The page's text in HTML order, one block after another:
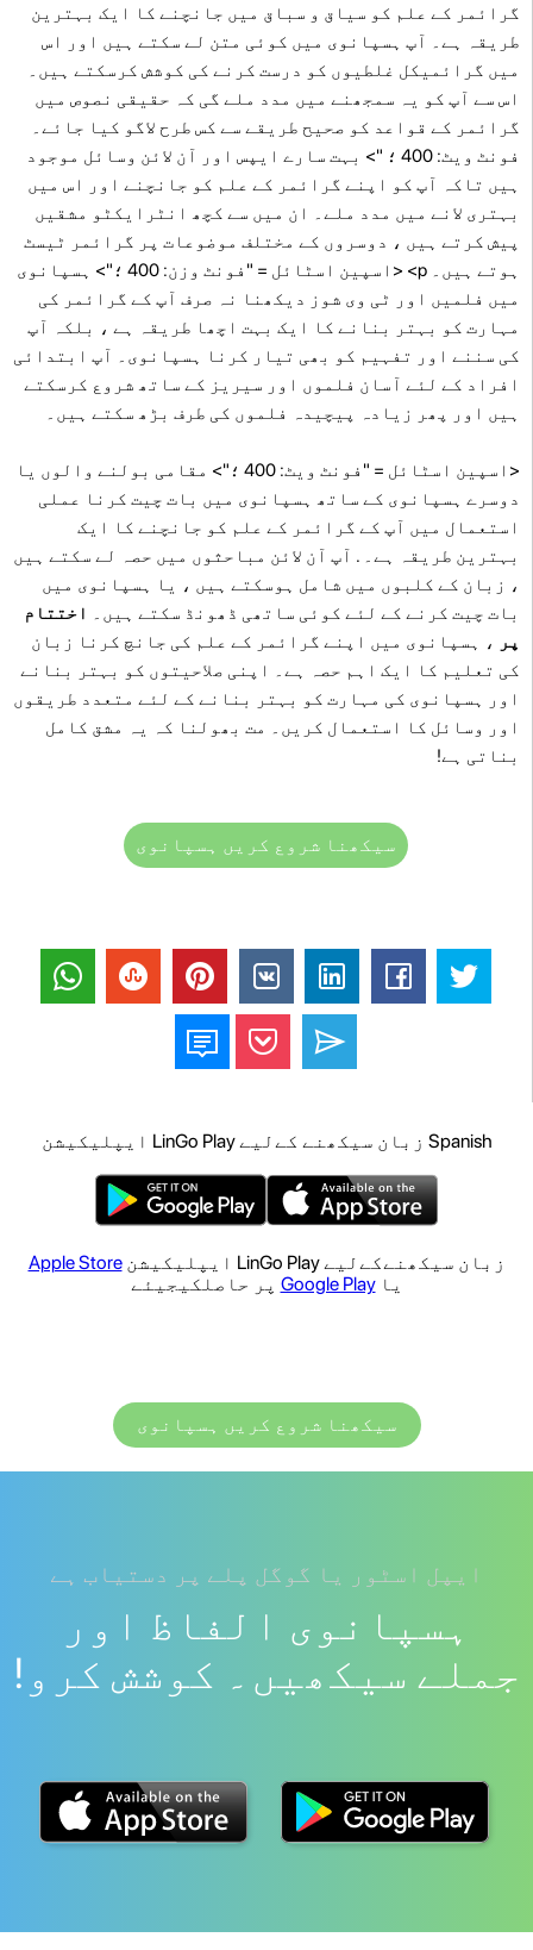
گرائمر کے علم کو سیاق و سباق میں جانچنے کا ایک بہترین
طریقہ ہے۔ آپ ہسپانوی میں کوئی متن لے سکتے ہیں اور اس
میں گرائمیکل غلطیوں کو درست کرنے کی کوشش کرسکتے ہیں۔
اس سے آپ کو یہ سمجھنے میں مدد ملے گی کہ حقیقی نصوص میں
گرائمر کے قواعد کو صحیح طریقے سے کس طرح لاگو کیا جائے۔
فونٹ ویٹ: 400 ؛ "> بہت سارے ایپس اور آن لائن وسائل موجود
ہیں تاکہ آپ کو اپنے گرائمر کے علم کو جانچنے اور اس میں
بہتری لانے میں مدد ملے۔ ان میں سے کچھ انٹرایکٹو مشقیں
پیش کرتے ہیں ، دوسروں کے مختلف موضوعات پر گرائمر ٹیسٹ
ہوتے ہیں۔ p> <اسپین اسٹائل = "فونٹ وزن: 400 ؛"> ہسپانوی
میں فلمیں اور ٹی وی شوز دیکھنا نہ صرف آپ کے گرائمر کی
مہارت کو بہتر بنانے کا ایک بہت اچھا طریقہ ہے ، بلکہ آپ
کی سننے اور تفہیم کو بھی تیار کرنا ہسپانوی۔ آپ ابتدائی
افراد کے لئے آسان فلموں اور سیریز کے ساتھ شروع کرسکتے
ہیں اور پھر زیادہ پیچیدہ فلموں کی طرف بڑھ سکتے ہیں۔
<اسپین اسٹائل = "فونٹ ویٹ: 400 ؛"> مقامی بولنے والوں یا
دوسرے ہسپانوی کے ساتھ ہسپانوی میں بات چیت کرنا عملی
استعمال میں آپ کے گرائمر کے علم کو جانچنے کا ایک
بہترین طریقہ ہے۔ . آپ آن لائن مباحثوں میں حصہ لے سکتے ہیں
، زبان کے کلبوں میں شامل ہوسکتے ہیں ، یا ہسپانوی میں
بات چیت کرنے کے لئے کوئی ساتھی ڈھونڈ سکتے ہیں۔
اختتام
پر
، ہسپانوی میں اپنے گرائمر کے علم کی جانچ کرنا زبان
کی تعلیم کا ایک اہم حصہ ہے۔ اپنی صلاحیتوں کو بہتر بنانے
اور ہسپانوی کی مہارت کو بہتر بنانے کے لئے متعدد طریقوں
اور وسائل کا استعمال کریں۔ مت بھولنا کہ یہ مشق کامل
بناتی ہے!
سیکھنا شروع کریں ہسپانوی
Spanish زبان سیکھنے کےلیے LinGo Play ایپلیکیشن
زبان سیکھنےکےلیے LinGo Play ایپلیکیشن
Apple Store
یاGoogle Play پر حاصلکیجیئے
سیکھنا شروع کریں ہسپانوی
ایپل اسٹور یا گوگل پلے پر دستیاب ہے
ہسپانوی الفاظ اور
جملے سیکھیں۔ کوشش کرو!